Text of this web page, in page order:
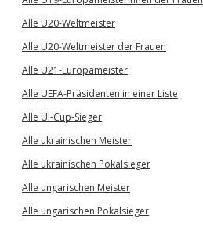
Alle U20-Weltmeister
Alle U20-Weltmeister der Frauen
Alle U21-Europameister
Alle UEFA-Präsidenten in einer Liste
Alle UI-Cup-Sieger
Alle ukrainischen Meister
Alle ukrainischen Pokalsieger
Alle ungarischen Meister
Alle ungarischen Pokalsieger